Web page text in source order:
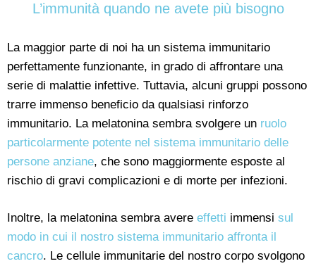
L’immunità quando ne avete più bisogno
La maggior parte di noi ha un sistema immunitario
perfettamente funzionante, in grado di affrontare una
serie di malattie infettive. Tuttavia, alcuni gruppi possono
trarre immenso beneficio da qualsiasi rinforzo
immunitario. La melatonina sembra svolgere un ruolo
particolarmente potente nel sistema immunitario delle
persone anziane, che sono maggiormente esposte al
rischio di gravi complicazioni e di morte per infezioni.
Inoltre, la melatonina sembra avere effetti immensi sul
modo in cui il nostro sistema immunitario affronta il
cancro. Le cellule immunitarie del nostro corpo svolgono